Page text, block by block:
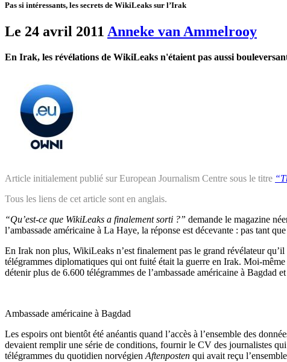
Pas si intéressants, les secrets de WikiLeaks sur l’Irak
Le 24 avril 2011 Anneke van Ammelrooy
En Irak, les révélations de WikiLeaks n'étaient pas aussi
Article initialement publié sur European Journalism Centre sous le titre
Tous les liens de cet article sont en anglais.
“Qu’est-ce que WikiLeaks a finalement sorti ?” demande le magazine
l’ambassade américaine à La Haye, la réponse est décevante : pas tant
En Irak non plus, WikiLeaks n’est finalement pas le grand révélateur
télégrammes diplomatiques qui ont fuité était la guerre en Irak. Moi-
détenir plus de 6.600 télégrammes de l’ambassade américaine à Bagdad
Ambassade américaine à Bagdad
Les espoirs ont bientôt été anéantis quand l’accès à l’ensemble des
devaient remplir une série de conditions, fournir le CV des journalistes
télégrammes du quotidien norvégien Aftenposten qui avait reçu